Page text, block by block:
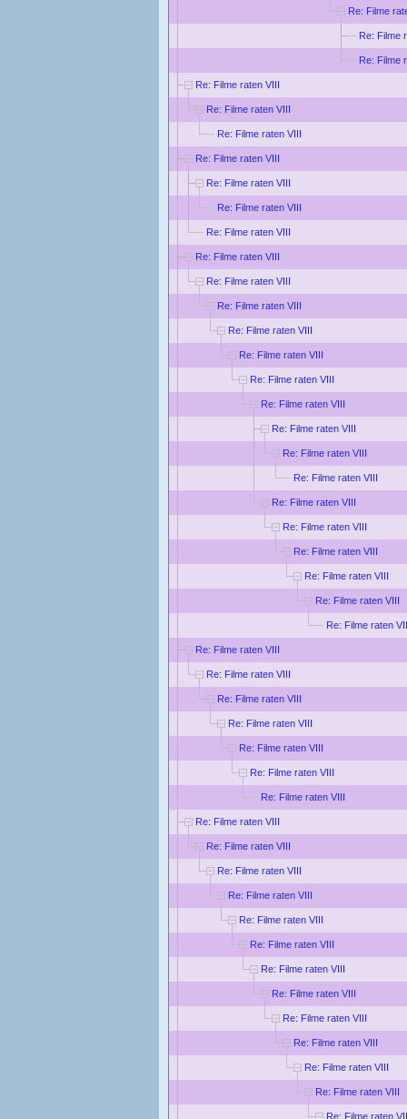
Re: Filme
Re: Filme
Re: Filme
Re: Filme raten VIII
Re: Filme raten VIII
Re: Filme raten VIII
Re: Filme raten VIII
Re: Filme raten VIII
Re: Filme raten VIII
Re: Filme raten VIII
Re: Filme raten VIII
Re: Filme raten VIII
Re: Filme raten VIII
Re: Filme raten VIII
Re: Filme raten VIII
Re: Filme raten VIII
Re: Filme raten VIII
Re: Filme raten VIII
Re: Filme raten VIII
Re: Filme raten VIII
Re: Filme raten VIII
Re: Filme raten VIII
Re: Filme raten VIII
Re: Filme raten VIII
Re: Filme raten VIII
Re: Filme raten
Re: Filme raten VIII
Re: Filme raten VIII
Re: Filme raten VIII
Re: Filme raten VIII
Re: Filme raten VIII
Re: Filme raten VIII
Re: Filme raten VIII
Re: Filme raten VIII
Re: Filme raten VIII
Re: Filme raten VIII
Re: Filme raten VIII
Re: Filme raten VIII
Re: Filme raten VIII
Re: Filme raten VIII
Re: Filme raten VIII
Re: Filme raten VIII
Re: Filme raten VIII
Re: Filme raten VIII
Re: Filme raten VIII
Re: Filme raten